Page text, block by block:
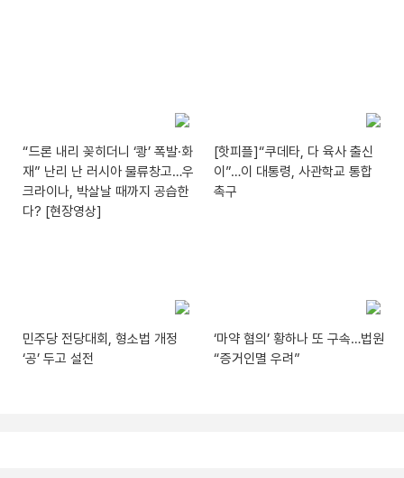
“드론 내리 꽂히더니 ‘쾅’ 폭발·화
재” 난리 난 러시아 물류창고…우
크라이나, 박살날 때까지 공습한
다? [현장영상]
[핫피플]“쿠데타, 다 육사 출신
이”…이 대통령, 사관학교 통합
촉구
민주당 전당대회, 형소법 개정
‘공’ 두고 설전
‘마약 혐의’ 황하나 또 구속…법원
“증거인멸 우려”